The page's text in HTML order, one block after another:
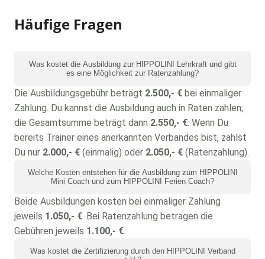
Häufige Fragen
Was kostet die Ausbildung zur HIPPOLINI Lehrkraft und gibt
es eine Möglichkeit zur Ratenzahlung?
Die Ausbildungsgebühr beträgt 2.500,- € bei einmaliger
Zahlung. Du kannst die Ausbildung auch in Raten zahlen;
die Gesamtsumme beträgt dann 2.550,- €. Wenn Du
bereits Trainer eines anerkannten Verbandes bist, zahlst
Du nur 2.000,- € (einmalig) oder 2.050,- € (Ratenzahlung).
Welche Kosten entstehen für die Ausbildung zum HIPPOLINI
Mini Coach und zum HIPPOLINI Ferien Coach?
Beide Ausbildungen kosten bei einmaliger Zahlung
jeweils 1.050,- €. Bei Ratenzahlung betragen die
Gebühren jeweils 1.100,- €.
Was kostet die Zertifizierung durch den HIPPOLINI Verband